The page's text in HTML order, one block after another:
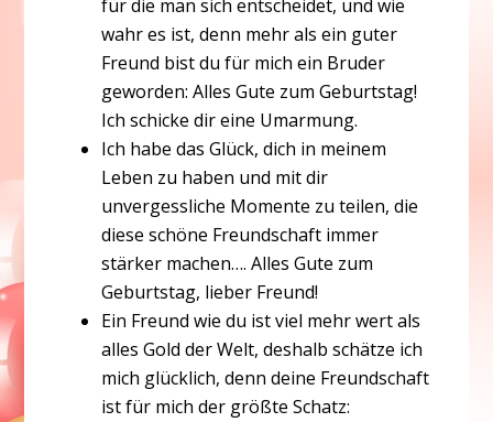
für die man sich entscheidet, und wie
wahr es ist, denn mehr als ein guter
Freund bist du für mich ein Bruder
geworden: Alles Gute zum Geburtstag!
Ich schicke dir eine Umarmung.
Ich habe das Glück, dich in meinem
Leben zu haben und mit dir
unvergessliche Momente zu teilen, die
diese schöne Freundschaft immer
stärker machen…. Alles Gute zum
Geburtstag, lieber Freund!
Ein Freund wie du ist viel mehr wert als
alles Gold der Welt, deshalb schätze ich
mich glücklich, denn deine Freundschaft
ist für mich der größte Schatz: